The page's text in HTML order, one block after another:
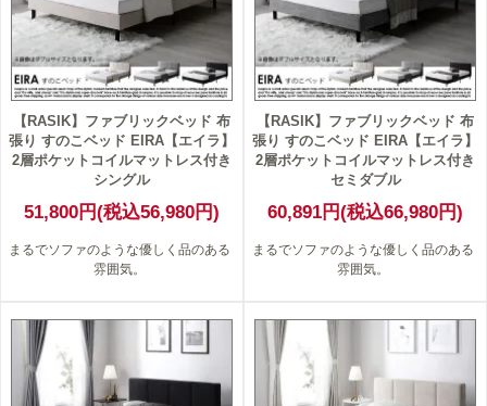
【RASIK】ファブリックベッド 布
張り すのこベッド EIRA【エイラ】
2層ポケットコイルマットレス付き
シングル
51,800円(税込56,980円)
まるでソファのような優しく品のある
雰囲気。
【RASIK】ファブリックベッド 布
張り すのこベッド EIRA【エイラ】
2層ポケットコイルマットレス付き
セミダブル
60,891円(税込66,980円)
まるでソファのような優しく品のある
雰囲気。